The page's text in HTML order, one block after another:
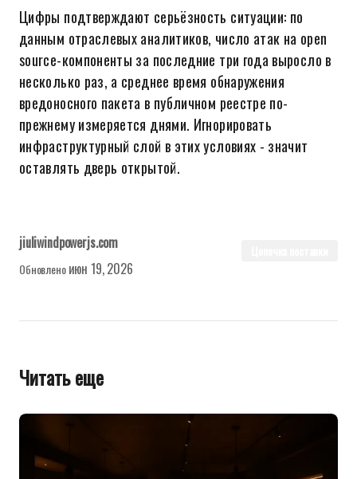
Цифры подтверждают серьёзность ситуации: по
данным отраслевых аналитиков, число атак на open
source-компоненты за последние три года выросло в
несколько раз, а среднее время обнаружения
вредоносного пакета в публичном реестре по-
прежнему измеряется днями. Игнорировать
инфраструктурный слой в этих условиях - значит
оставлять дверь открытой.
jiuliwindpowerjs.com
Обновлено июн 19, 2026
Читать еще